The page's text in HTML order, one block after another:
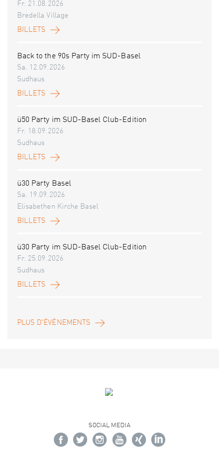
Fr. 21.08.2026
Bredella Village
BILLETS
Back to the 90s Party im SUD-Basel
Sa. 12.09.2026
Sudhaus
BILLETS
ü50 Party im SUD-Basel Club-Edition
Fr. 18.09.2026
Sudhaus
BILLETS
ü30 Party Basel
Sa. 19.09.2026
Elisabethen Kirche Basel
BILLETS
ü30 Party im SUD-Basel Club-Edition
Fr. 25.09.2026
Sudhaus
BILLETS
PLUS D'ÉVÉNEMENTS
SOCIAL MEDIA